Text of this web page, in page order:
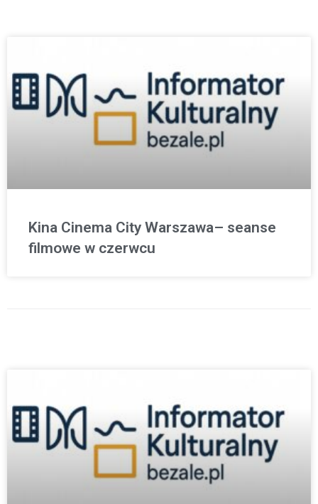
Kina Cinema City Warszawa– seanse
filmowe w czerwcu